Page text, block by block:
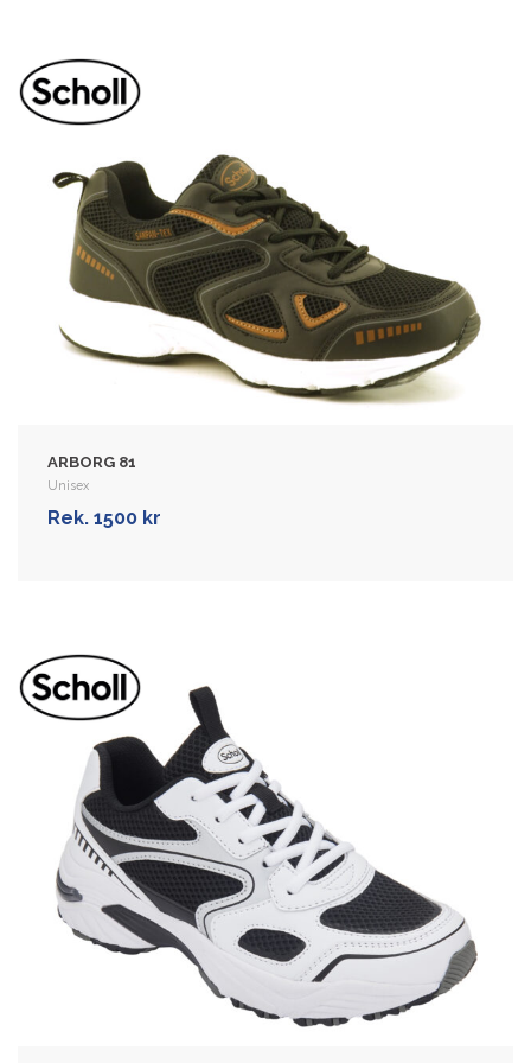
ARBORG 81
Unisex
Rek. 1500 kr
SPRINTER PLUS 64
Dame | Herre | Unisex
Sport- og fritidssko til dame og menn.
Overdelen er laget i mesh, som lar
føttene puste, er elastisk og forsterket …
DISCOVER 06
Dame | Herre | Unisex
Vanntett fritidssko med membran for
aktive dame og menn. Overdelen er
laget i skinn, som lar føttene puste.